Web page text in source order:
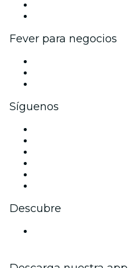
Fever para negocios
Síguenos
Descubre